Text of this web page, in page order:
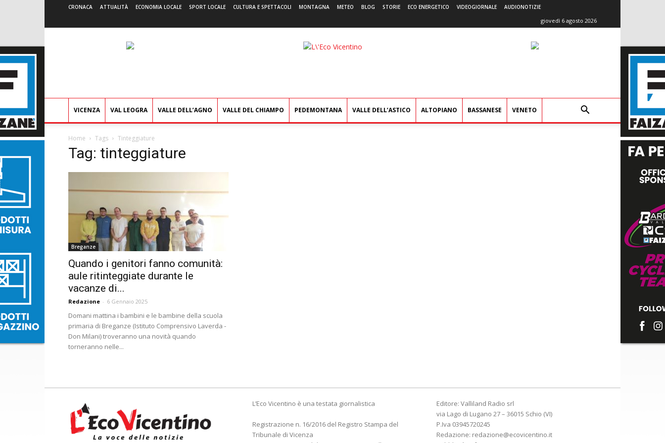
CRONACA ATTUALITÀ ECONOMIA LOCALE SPORT LOCALE CULTURA E SPETTACOLI MONTAGNA METEO BLOG STORIE ECO ENERGETICO VIDEOGIORNALE AUDIONOTIZIE
giovedì 6 agosto 2026
L'Eco
VICENZA VAL LEOGRA VALLE DELL’AGNO VALLE DEL CHIAMPO PEDEMONTANA VALLE DELL’ASTICO ALTOPIANO BASSANESE VENETO
Home Tags Tinteggiature
Tag: tinteggiature
Breganze
Quando i genitori fanno comunità:
aule ritinteggiate durante le
vacanze di...
Redazione - 6 Gennaio 2025
Domani mattina i bambini e le bambine della scuola
primaria di Breganze (Istituto Comprensivo Laverda -
Don Milani) troveranno una novità quando
torneranno nelle...
L’Eco Vicentino è una testata giornalistica
Registrazione n. 16/2016 del Registro Stampa del
Tribunale di Vicenza
Editore: Valliland Radio srl
via Lago di Lugano 27 – 36015 Schio (VI)
P.Iva 03945720245
Redazione: redazione@ecovicentino.it